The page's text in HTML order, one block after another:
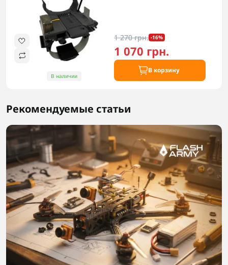
В наличии
1 270 грн. -16%
1 070 грн.
В корзину
Рекомендуемые статьи